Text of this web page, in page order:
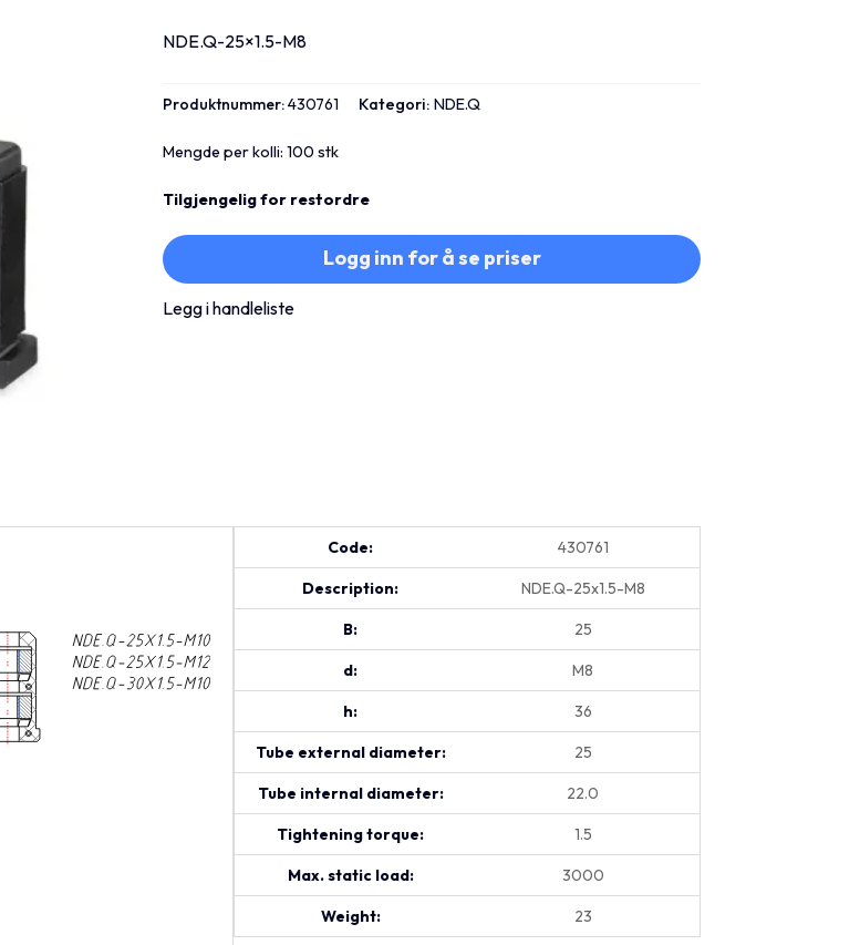
NDE.Q-25×1.5-M8
Produktnummer:430761 Kategori:NDE.Q
Mengde per kolli: 100 stk
Tilgjengelig for restordre
Logg inn for å se priser
Legg i handleliste
Code: 430761
Description: NDE.Q-25x1.5-M8
B: 25
d: M8
h: 36
Tube external diameter: 25
Tube internal diameter: 22.0
Tightening torque: 1.5
Max. static load: 3000
Weight: 23